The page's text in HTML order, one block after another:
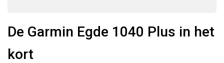
De Garmin Egde 1040 Plus in het
kort